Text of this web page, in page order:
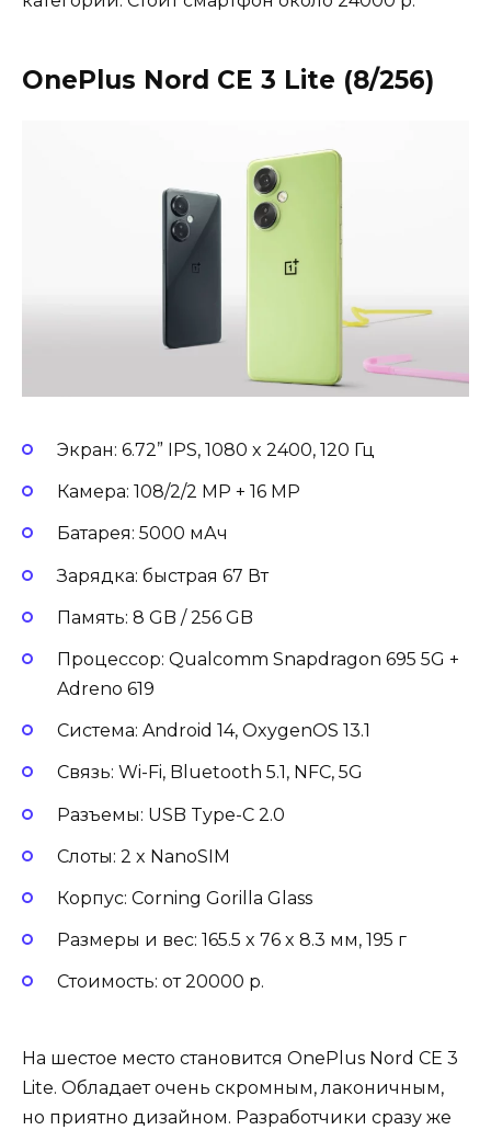
OnePlus Nord CE 3 Lite (8/256)
Экран: 6.72” IPS, 1080 x 2400, 120 Гц
Камера: 108/2/2 MP + 16 MP
Батарея: 5000 мАч
Зарядка: быстрая 67 Вт
Память: 8 GB / 256 GB
Процессор: Qualcomm Snapdragon 695 5G +
Adreno 619
Система: Android 14, OxygenOS 13.1
Связь: Wi-Fi, Bluetooth 5.1, NFC, 5G
Разъемы: USB Type-C 2.0
Слоты: 2 x NanoSIM
Корпус: Corning Gorilla Glass
Размеры и вес: 165.5 x 76 x 8.3 мм, 195 г
Стоимость: от 20000 р.
На шестое место становится OnePlus Nord CE 3
Lite. Обладает очень скромным, лаконичным,
но приятно дизайном. Разработчики сразу же